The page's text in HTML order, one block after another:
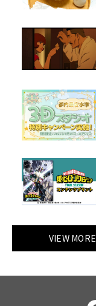
VIEW MORE